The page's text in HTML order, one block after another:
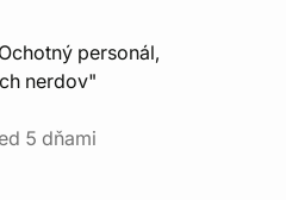
personál,
nerdov"
5 dňami